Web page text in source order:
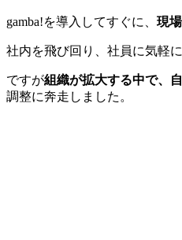
gamba!を導入してすぐに、 現
社内を飛び回り、社員に気軽
ですが組織が拡大する中で、
調整に奔走しました。